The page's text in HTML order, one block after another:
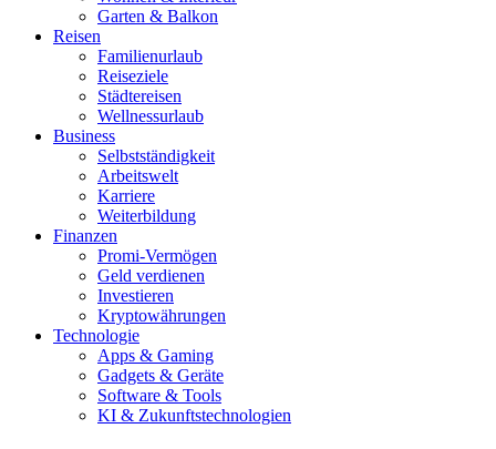
Garten & Balkon
Reisen
Familienurlaub
Reiseziele
Städtereisen
Wellnessurlaub
Business
Selbstständigkeit
Arbeitswelt
Karriere
Weiterbildung
Finanzen
Promi-Vermögen
Geld verdienen
Investieren
Kryptowährungen
Technologie
Apps & Gaming
Gadgets & Geräte
Software & Tools
KI & Zukunftstechnologien